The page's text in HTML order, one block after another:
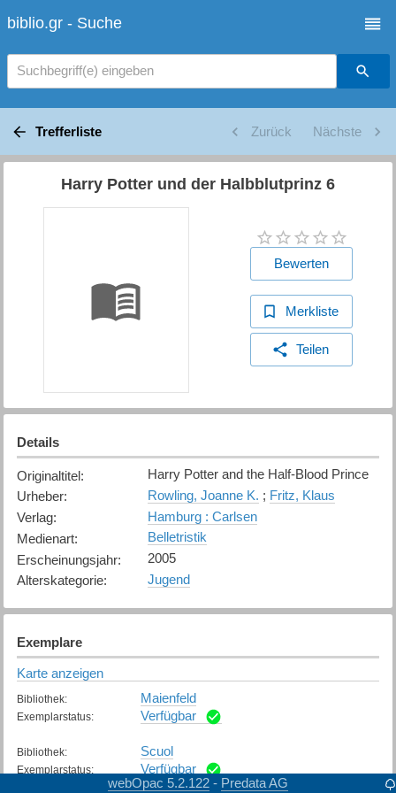
biblio.gr - Suche
Suchbegriff(e) eingeben
Trefferliste Zurück Nächste
Harry Potter und der Halbblutprinz 6
Bewerten
Merkliste
Teilen
Details
Originaltitel:
Harry Potter and the Half-Blood Prince
Urheber: Rowling, Joanne K. ; Fritz, Klaus
Verlag:
Hamburg : Carlsen
Medienart:
Belletristik
Erscheinungsjahr:
2005
Alterskategorie: Jugend
Exemplare
Karte anzeigen
Bibliothek: Maienfeld
Exemplarstatus: Verfügbar
Bibliothek: Scuol
Exemplarstatus:
Verfügbar
webOpac 5.2.122 - Predata AG